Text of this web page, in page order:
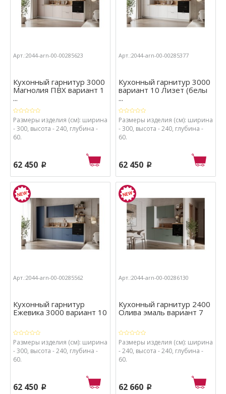
Арт.:2044-arn-00-00285623
Кухонный гарнитур 3000
Магнолия ПВХ вариант 1
...
Размеры изделия (см): ширина
- 300, высота - 240, глубина -
60.
62 450 p
Арт.:2044-arn-00-00285377
Кухонный гарнитур 3000
вариант 10 Лизет (белы
...
Размеры изделия (см): ширина
- 300, высота - 240, глубина -
60.
62 450 p
Арт.:2044-arn-00-00285562
Кухонный гарнитур
Ежевика 3000 вариант 10
Размеры изделия (см): ширина
- 300, высота - 240, глубина -
60.
62 450 p
Арт.:2044-arn-00-00286130
Кухонный гарнитур 2400
Олива эмаль вариант 7
Размеры изделия (см): ширина
- 240, высота - 240, глубина -
60.
62 660 p